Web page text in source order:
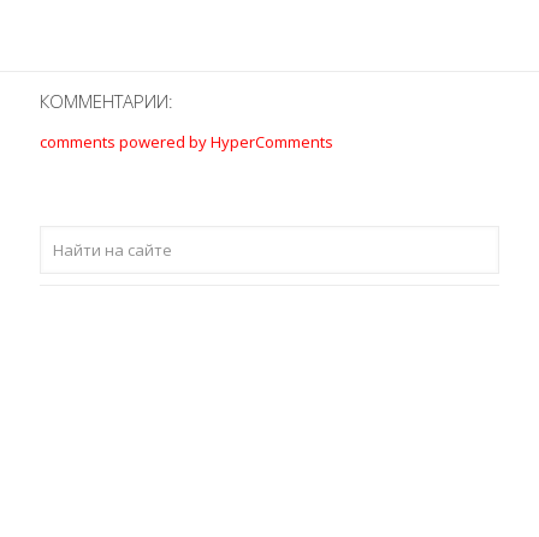
КОММЕНТАРИИ:
comments powered by HyperComments